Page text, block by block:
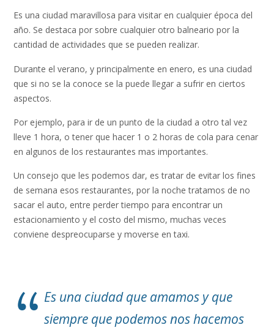
Es una ciudad maravillosa para visitar en cualquier época del
año. Se destaca por sobre cualquier otro balneario por la
cantidad de actividades que se pueden realizar.
Durante el verano, y principalmente en enero, es una ciudad
que si no se la conoce se la puede llegar a sufrir en ciertos
aspectos.
Por ejemplo, para ir de un punto de la ciudad a otro tal vez
lleve 1 hora, o tener que hacer 1 o 2 horas de cola para cenar
en algunos de los restaurantes mas importantes.
Un consejo que les podemos dar, es tratar de evitar los fines
de semana esos restaurantes, por la noche tratamos de no
sacar el auto, entre perder tiempo para encontrar un
estacionamiento y el costo del mismo, muchas veces
conviene despreocuparse y moverse en taxi.
Es una ciudad que amamos y que
siempre que podemos nos hacemos